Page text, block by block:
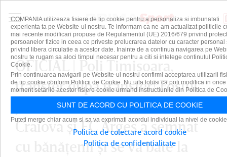
OFICIAL | Poli Timişoara,
transfer după transfer! Fostul
jucător de la Universitatea
Craiova şi FC Argeş a semnat
cu bănăţenii şi se va bate la
COMPANIA utilizeaza fisiere de tip cookie pentru a personaliza si imbunatati
experienta ta pe Website-ul nostru. Te informam ca ne-am actualizat politicile
mai recente modificari propuse de Regulamentul (UE) 2016/679 privind
persoanelor fizice in ceea ce priveste prelucrarea datelor cu caracter personal
privind libera circulatie a acestor date. Inainte de a continua navigarea pe
nostru te rugam sa aloci timpul necesar pentru a citi si intelege continutul
Cookie.
Prin continuarea navigarii pe Website-ul nostru confirmi acceptarea utilizarii
de tip cookie conform Politicii de Cookie. Nu uita totusi ca poti modifica in orice
moment setarile acestor fisiere cookie urmand instructiunile din Politica de
SUNT DE ACORD CU POLITICA DE COOKIE
Puteti merge chiar acum si sa va exprimati acordul individual la nivel de
Politica de colectare acord cookie
Politica de confidentialitate